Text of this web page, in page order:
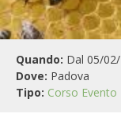
FARFALLE
PICCOLO
STORIE DEI
Quando: Dal 05/
Dove: Padova
Tipo: Corso Evento